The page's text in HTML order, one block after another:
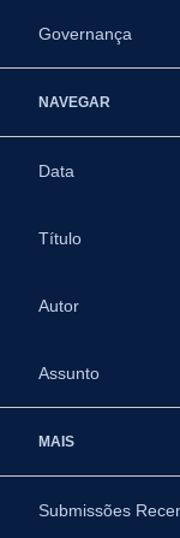
Governança
NAVEGAR
Data
Título
Autor
Assunto
MAIS
Submissões